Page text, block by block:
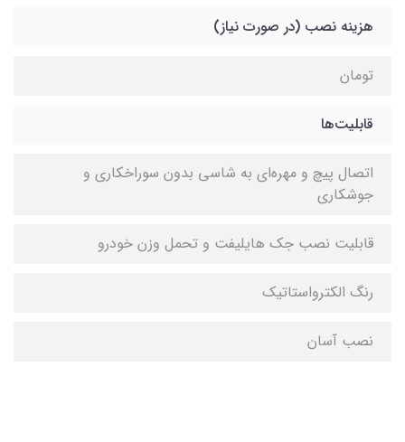
هزینه نصب (در صورت نیاز)
تومان
قابلیت‌ها
اتصال پیچ و مهره‌ای به شاسی بدون سوراخکاری و
جوشکاری
قابلیت نصب جک هایلیفت و تحمل وزن خودرو
رنگ الکترواستاتیک
نصب آسان